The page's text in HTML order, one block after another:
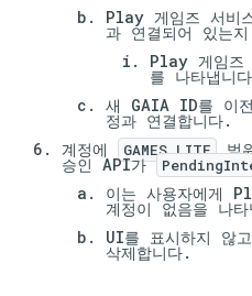
Play 게임즈 서비
과 연결되어 있는
Play 게임즈
를 나타냅니
새 GAIA ID를 이
정과 연결합니다.
계정에
GAMES_LITE 범
승인 API가
이는 사용자에게
계정이 없음을 나
UI를 표시하지 않고
삭제합니다.